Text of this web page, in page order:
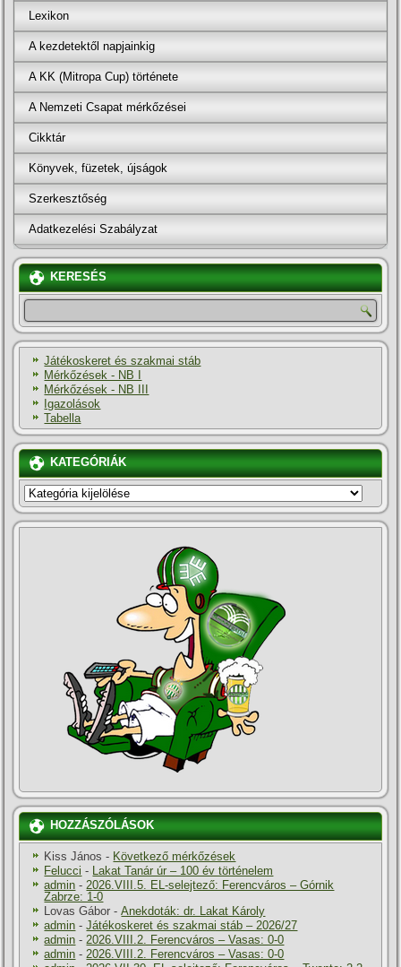
Lexikon
A kezdetektől napjainkig
A KK (Mitropa Cup) története
A Nemzeti Csapat mérkőzései
Cikktár
Könyvek, füzetek, újságok
Szerkesztőség
Adatkezelési Szabályzat
KERESÉS
Játékoskeret és szakmai stáb
Mérkőzések - NB I
Mérkőzések - NB III
Igazolások
Tabella
KATEGÓRIÁK
KATEGÓRIÁK
HOZZÁSZÓLÁSOK
Kiss János - Következő mérkőzések
Felucci - Lakat Tanár úr – 100 év történelem
admin - 2026.VIII.5. EL-selejtező: Ferencváros – Górnik
Zabrze: 1-0
Lovas Gábor -Anekdoták: dr. Lakat Károly
admin -Játékoskeret és szakmai stáb – 2026/27
admin - 2026.VIII.2. Ferencváros – Vasas: 0-0
admin - 2026.VIII.2. Ferencváros – Vasas: 0-0